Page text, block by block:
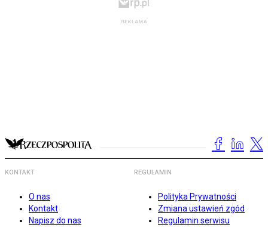
KONTAKT
O nas
Kontakt
Napisz do nas
REGULAMIN
Polityka Prywatności
Zmiana ustawień zgód
Regulamin serwisu